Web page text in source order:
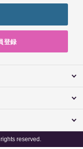
登録
reserved.